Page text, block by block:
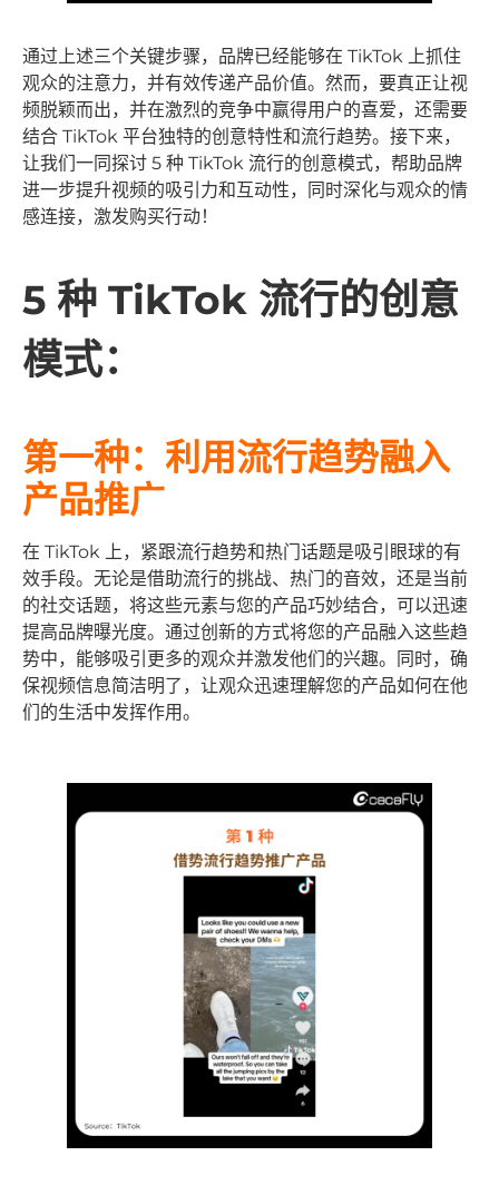
通过上述三个关键步骤，品牌已经能够在 TikTok 上抓住
观众的注意力，并有效传递产品价值。然而，要真正让视
频脱颖而出，并在激烈的竞争中赢得用户的喜爱，还需要
结合 TikTok 平台独特的创意特性和流行趋势。接下来，
让我们一同探讨 5 种 TikTok 流行的创意模式，帮助品牌
进一步提升视频的吸引力和互动性，同时深化与观众的情
感连接，激发购买行动！
5 种 TikTok 流行的创意
模式：
第一种：利用流行趋势融入
产品推广
在 TikTok 上，紧跟流行趋势和热门话题是吸引眼球的有
效手段。无论是借助流行的挑战、热门的音效，还是当前
的社交话题，将这些元素与您的产品巧妙结合，可以迅速
提高品牌曝光度。通过创新的方式将您的产品融入这些趋
势中，能够吸引更多的观众并激发他们的兴趣。同时，确
保视频信息简洁明了，让观众迅速理解您的产品如何在他
们的生活中发挥作用。